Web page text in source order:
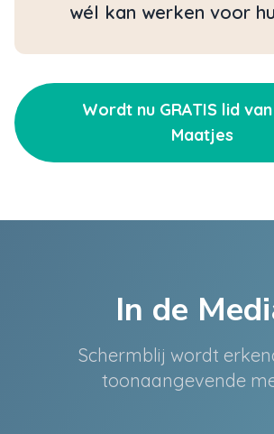
wél kan werken voor
Wordt nu GRATIS lid
Maatjes
In de
Schermblij wordt
toonaangevende